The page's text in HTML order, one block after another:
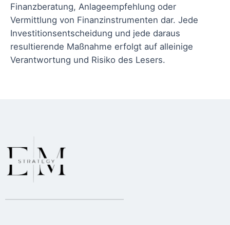
Finanzberatung, Anlageempfehlung oder
Vermittlung von Finanzinstrumenten dar. Jede
Investitionsentscheidung und jede daraus
resultierende Maßnahme erfolgt auf alleinige
Verantwortung und Risiko des Lesers.